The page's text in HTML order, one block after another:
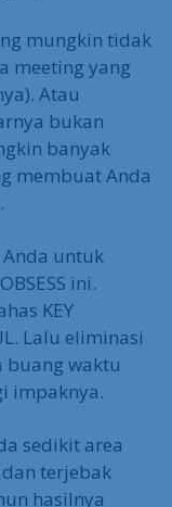
mungkin tidak
meeting yang
Atau
bukan
banyak
membuat Anda
untuk
ini.
KEY
Lalu eliminasi
buang waktu
impaknya.
sedikit area
terjebak
hasilnya